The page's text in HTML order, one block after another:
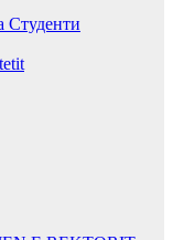
Студенти